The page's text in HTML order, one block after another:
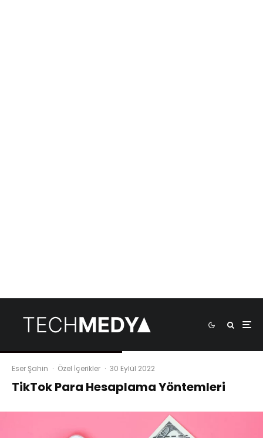
Eser Şahin · Özel İçerikler · 30 Eylül 2022
TikTok Para Hesaplama Yöntemleri